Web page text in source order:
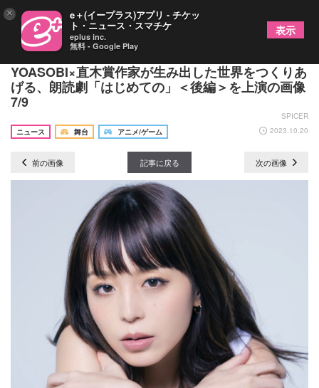
津田健次郎・浪川大輔・崎山つばさらが出演
YOASOBI×直木賞作家が生み出した世界をつくりあ
げる、朗読劇「はじめての」＜後編＞を上演の画像
7/9
SPICER
ニュース
舞台 アニメ/ゲーム 2023.10.20
前の画像 記事に戻る 次の画像
× e＋(イープラス)アプリ - チケッ
ト・ニュース・スマチケ
eplus inc.
無料 - Google Play
表示